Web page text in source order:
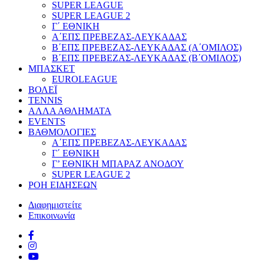
SUPER LEAGUE
SUPER LEAGUE 2
Γ΄ ΕΘΝΙΚΗ
Α΄ΕΠΣ ΠΡΕΒΕΖΑΣ-ΛΕΥΚΑΔΑΣ
Β΄ΕΠΣ ΠΡΕΒΕΖΑΣ-ΛΕΥΚΑΔΑΣ (Α΄ΟΜΙΛΟΣ)
Β΄ΕΠΣ ΠΡΕΒΕΖΑΣ-ΛΕΥΚΑΔΑΣ (Β΄ΟΜΙΛΟΣ)
ΜΠΑΣΚΕΤ
EUROLEAGUE
ΒΟΛΕΪ
TENNIS
ΑΛΛΑ ΑΘΛΗΜΑΤΑ
EVENTS
ΒΑΘΜΟΛΟΓΙΕΣ
Α΄ΕΠΣ ΠΡΕΒΕΖΑΣ-ΛΕΥΚΑΔΑΣ
Γ΄ ΕΘΝΙΚΗ
Γ’ ΕΘΝΙΚΗ ΜΠΑΡΑΖ ΑΝΟΔΟΥ
SUPER LEAGUE 2
ΡΟΗ ΕΙΔΗΣΕΩΝ
Διαφημιστείτε
Επικοινωνία